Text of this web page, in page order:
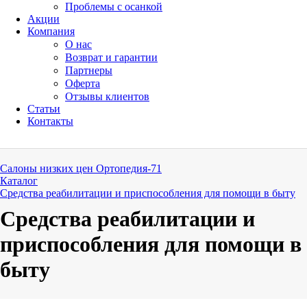
Проблемы с осанкой
Акции
Компания
О нас
Возврат и гарантии
Партнеры
Оферта
Отзывы клиентов
Статьи
Контакты
Салоны низких цен Ортопедия-71
Каталог
Средства реабилитации и приспособления для помощи в быту
Средства реабилитации и
приспособления для помощи в
быту